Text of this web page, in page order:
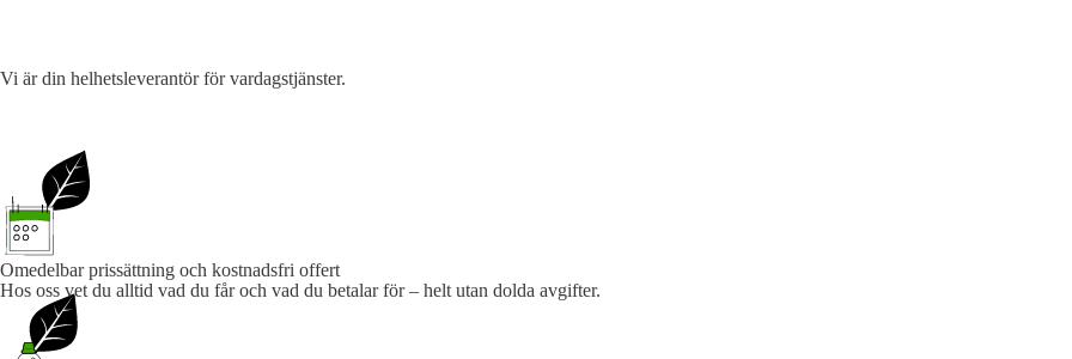
Vi är din helhetsleverantör för vardagstjänster.
Omedelbar prissättning och kostnadsfri offert
Hos oss vet du alltid vad du får och vad du betalar för – helt utan dolda avgifter.